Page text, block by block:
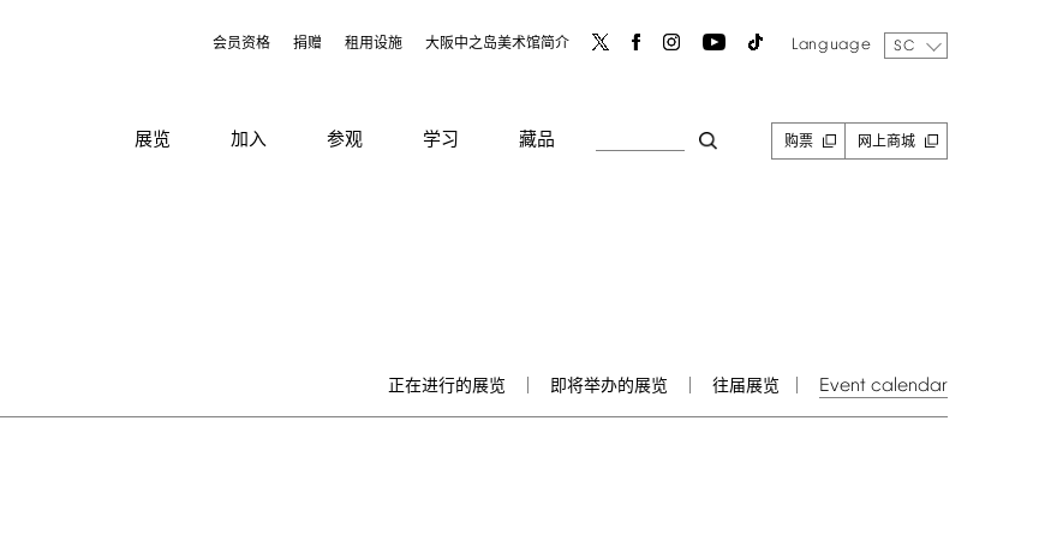
会员资格 捐赠 租用设施 大阪中之岛美术馆简介 Language SC
展览 加入 参观 学习 藏品 购票 网上商城
正在进行的展览 即将举办的展览 往届展览 Event calendar